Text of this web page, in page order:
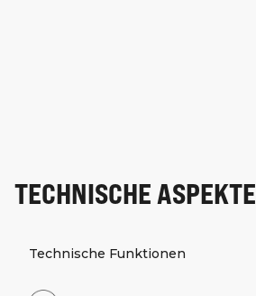
TECHNISCHE ASPEKTE
Technische Funktionen